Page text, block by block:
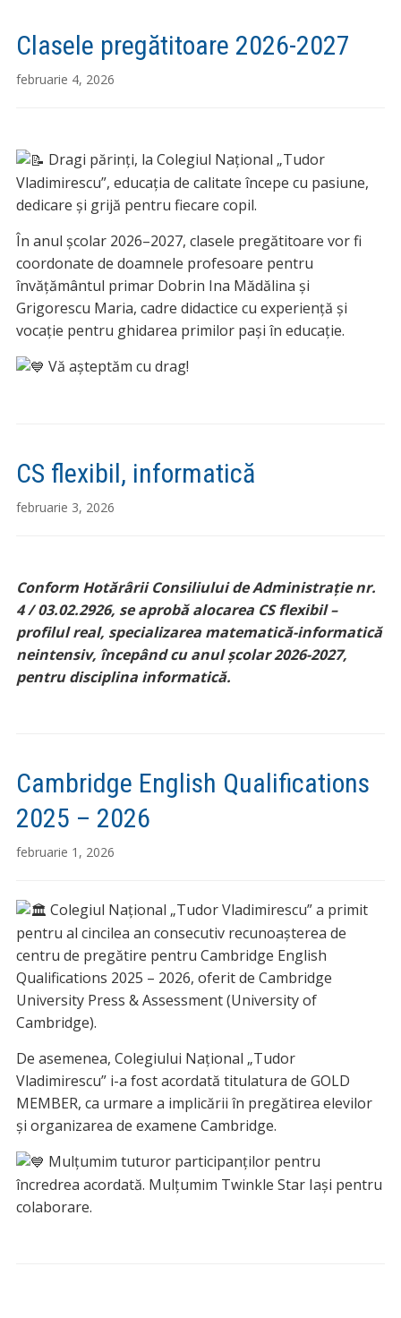
Clasele pregătitoare 2026-2027
februarie 4, 2026
Dragi părinți, la Colegiul Național „Tudor
Vladimirescu”, educația de calitate începe cu pasiune,
dedicare și grijă pentru fiecare copil.
În anul școlar 2026–2027, clasele pregătitoare vor fi
coordonate de doamnele profesoare pentru
învățământul primar Dobrin Ina Mădălina și
Grigorescu Maria, cadre didactice cu experiență și
vocație pentru ghidarea primilor pași în educație.
Vă așteptăm cu drag!
CS flexibil, informatică
februarie 3, 2026
Conform Hotărârii Consiliului de Administrație nr.
4 / 03.02.2926, se aprobă alocarea CS flexibil –
profilul real, specializarea matematică-informatică
neintensiv, începând cu anul şcolar 2026-2027,
pentru disciplina informatică.
Cambridge English Qualifications
2025 – 2026
februarie 1, 2026
Colegiul Național „Tudor Vladimirescu” a primit
pentru al cincilea an consecutiv recunoașterea de
centru de pregătire pentru Cambridge English
Qualifications 2025 – 2026, oferit de Cambridge
University Press & Assessment (University of
Cambridge).
De asemenea, Colegiului Național „Tudor
Vladimirescu” i-a fost acordată titulatura de GOLD
MEMBER, ca urmare a implicării în pregătirea elevilor
și organizarea de examene Cambridge.
Mulțumim tuturor participanților pentru
încredrea acordată. Mulțumim Twinkle Star Iași pentru
colaborare.